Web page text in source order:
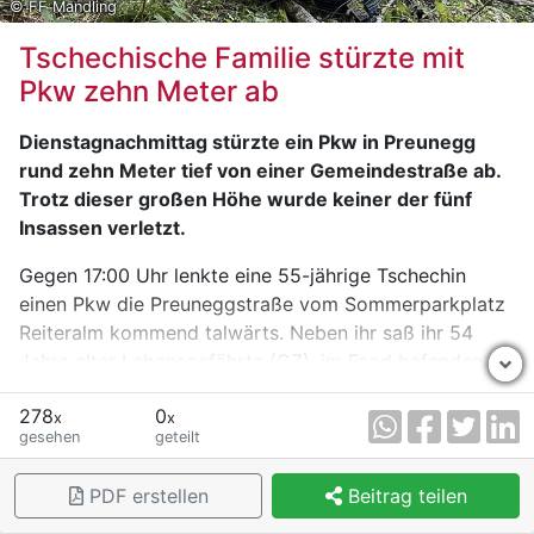
© FF Mandling
Tschechische Familie stürzte mit
Pkw zehn Meter ab
Dienstagnachmittag stürzte ein Pkw in Preunegg
rund zehn Meter tief von einer Gemeindestraße ab.
Trotz dieser großen Höhe wurde keiner der fünf
Insassen verletzt.
Gegen 17:00 Uhr lenkte eine 55-jährige Tschechin
einen Pkw die Preuneggstraße vom Sommerparkplatz
Reiteralm kommend talwärts. Neben ihr saß ihr 54
Jahre alter Lebensgefährte (CZ), im Fond befanden
sich deren nicht gemeinsame Kinder (18, 18 und 22-
alle CZ). Vor der letzten Kehre, einer Rechtskurve, fuhr
die 55-Jährige laut eigenen Angaben mit dem zweiten
Gang, versuchte zu bremsen und auf den ersten Gang
zu schalten. Die Bremsen hätten laut Lenkerin aber
278x
gesehen
0x
geteilt
PDF erstellen Beitrag teilen